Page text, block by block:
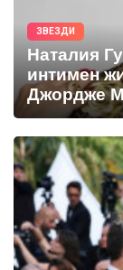
ЗВЕЗДИ
Наталия
интимен
Джордже